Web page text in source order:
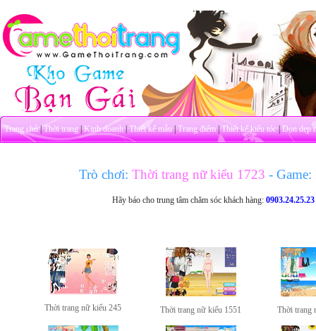
Trang chủ|Thời trang|Kinh doanh|Thiết kế mẫu|Trang điểm|Thiết kế kiểu tóc|Dọn dẹp
Trò chơi: Thời trang nữ kiểu 1723 - Game:
Hãy báo cho trung tâm chăm sóc khách hàng:0903.24.25.23
Thời trang nữ kiểu 245 Thời trang nữ kiểu 1551 Thời trang